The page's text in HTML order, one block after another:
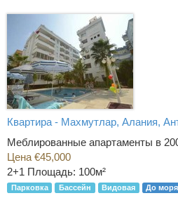
Квартира - Махмутлар, Алания,
Меблированные апартаменты в
Цена €45,000
2+1 Площадь: 100м²
Парковка Бассейн Видовая До